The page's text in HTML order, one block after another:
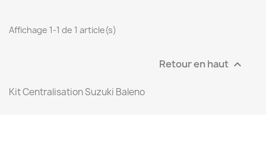
Affichage 1-1 de 1 article(s)
Retour en haut 
Kit Centralisation Suzuki Baleno